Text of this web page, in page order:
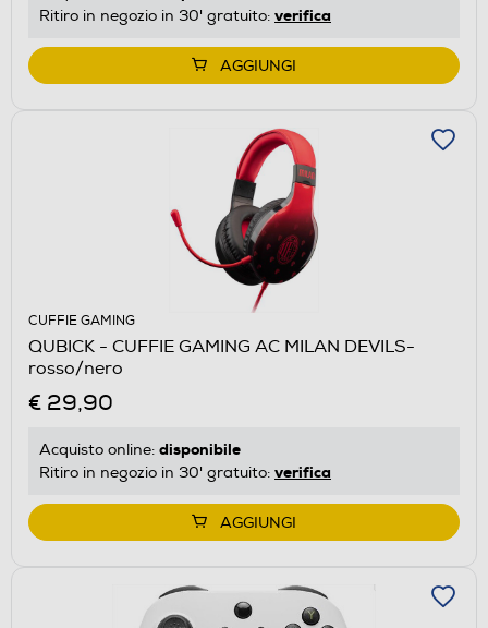
Ritiro in negozio in 30' gratuito: verifica
AGGIUNGI
CUFFIE GAMING
QUBICK - CUFFIE GAMING AC MILAN DEVILS-
rosso/nero
€ 29,90
Acquisto online: disponibile
Ritiro in negozio in 30' gratuito: verifica
AGGIUNGI